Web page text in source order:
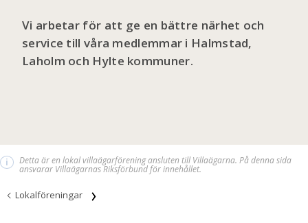
Vi arbetar för att ge en bättre närhet och
service till våra medlemmar i Halmstad,
Laholm och Hylte kommuner.
i Detta är en lokal villaägarförening ansluten till Villaägarna. På denna sida
ansvarar Villaägarnas Riksförbund för innehållet.
Lokalföreningar